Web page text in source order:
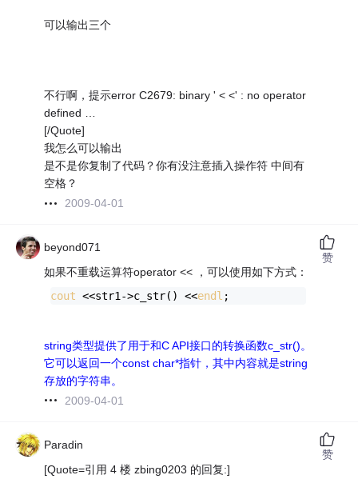
可以输出三个
不行啊，提示error C2679: binary ' < <' : no operator
defined …
[/Quote]
我怎么可以输出
是不是你复制了代码？你有没注意插入操作符 中间有
空格？
2009-04-01
beyond071
如果不重载运算符operator << ，可以使用如下方式：
cout <<str1->c_str() <<endl ;
string类型提供了用于和C API接口的转换函数c_str()。
它可以返回一个const char*指针，其中内容就是string
存放的字符串。
2009-04-01
赞
Paradin
[Quote=引用 4 楼 zbing0203 的回复:]
赞